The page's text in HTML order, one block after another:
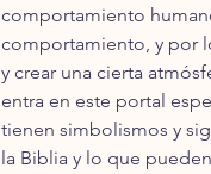
comportamiento
comportamiento, y por
y crear una cierta
entra en este portal
tienen simbolismos y
la Biblia y lo que